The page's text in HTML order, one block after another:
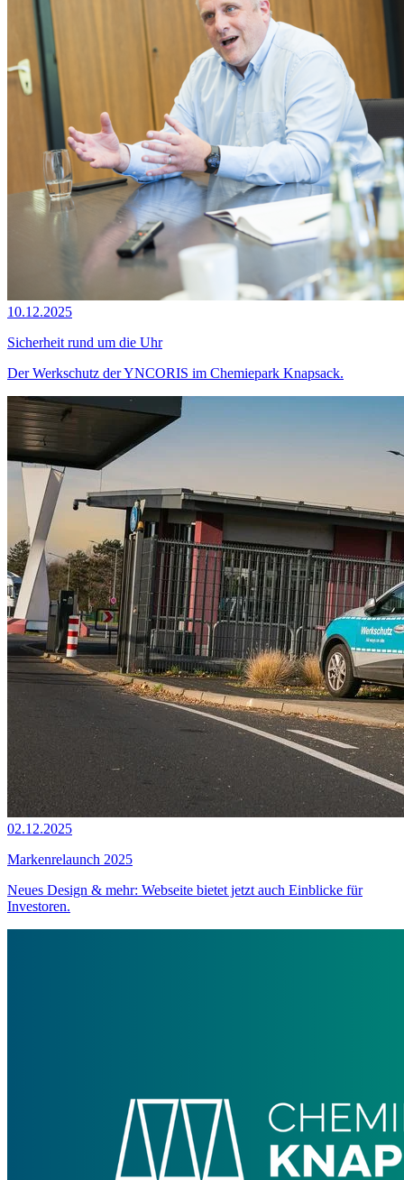
10.12.2025
Sicherheit rund um die Uhr
Der Werkschutz der YNCORIS im Chemiepark Knapsack.
02.12.2025
Markenrelaunch 2025
Neues Design & mehr: Webseite bietet jetzt auch Einblicke für
Investoren.